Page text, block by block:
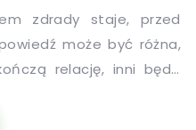
zdrady staje, przed
może być różna,
relację, inni będą
się nie stało, a jeszcze
schodzić na nowo. Bez